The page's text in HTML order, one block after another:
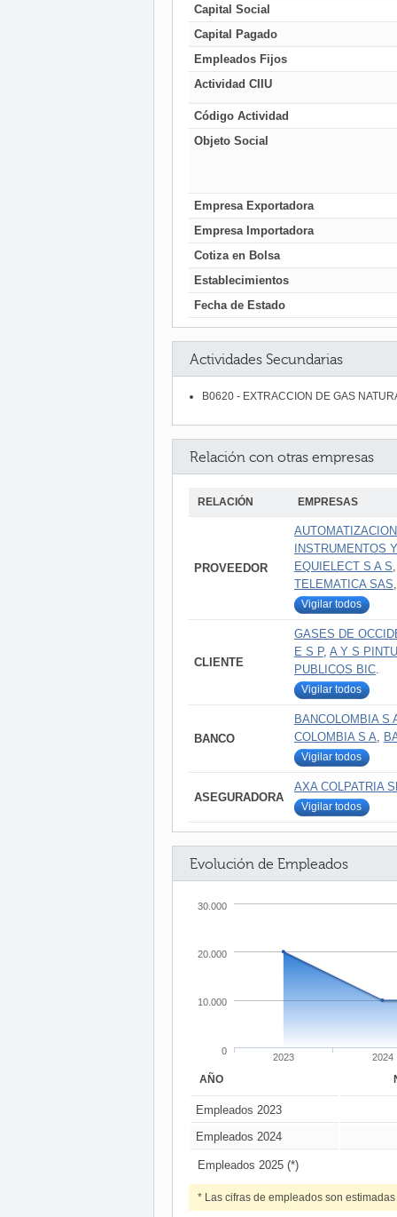
Capital Social
Capital Pagado
Empleados Fijos
Actividad CIIU
Código Actividad
Objeto Social
Empresa Exportadora
Empresa Importadora
Cotiza en Bolsa
Establecimientos
Fecha de Estado
Actividades Secundarias
B0620 - EXTRACCION DE GAS
Relación con otras empresas
RELACIÓN EMPRESAS
PROVEEDOR
INSTRUMENTOS
EQUIELECT S A S
TELEMATICA SAS
Vigilar todos
CLIENTE
GASES DE
E S P, A Y S
PUBLICOS BIC
Vigilar todos
BANCO
BANCOLOMBIA S
COLOMBIA S A
Vigilar todos
ASEGURADORA
AXA COLPATRIA
Vigilar todos
Evolución de Empleados
2023 2024
0
10.000
20.000
30.000
AÑO
Empleados 2023
Empleados 2024
Empleados 2025 (*)
* Las cifras de empleados son estimadas